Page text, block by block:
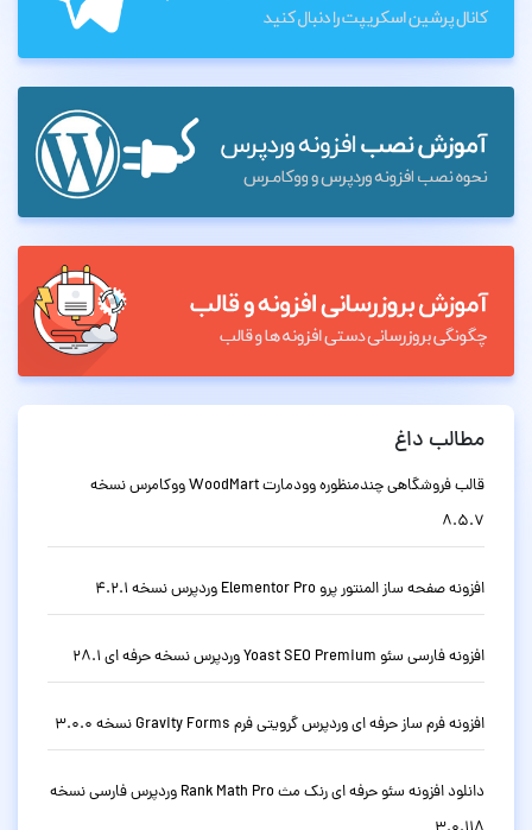
مطالب داغ
قالب فروشگاهی چندمنظوره وودمارت WoodMart ووکامرس نسخه
8.5.7
افزونه صفحه ساز المنتور پرو Elementor Pro وردپرس نسخه 4.2.1
افزونه فارسی سئو Yoast SEO Premium وردپرس نسخه حرفه ای 28.1
افزونه فرم ساز حرفه ای وردپرس گرویتی فرم Gravity Forms نسخه 3.0.0
دانلود افزونه سئو حرفه ای رنک مث Rank Math Pro وردپرس فارسی نسخه